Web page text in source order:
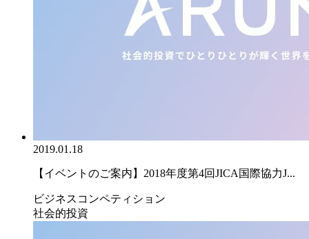
2019.01.18
【イベントのご案内】2018年度第4回JICA国際協力J...
ビジネスコンペティション
社会的投資